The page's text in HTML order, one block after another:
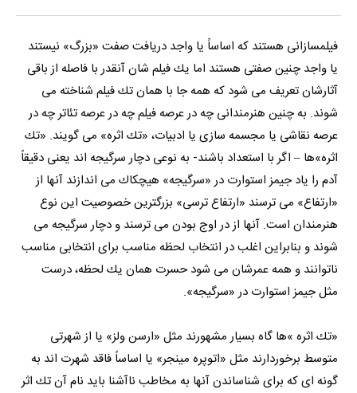
فیلمسازانی هستند كه اساساً یا واجد دریافت صفت «بزرگ» نیستند
یا واجد چنین صفتی هستند اما یك فیلم شان آنقدر با فاصله از باقی
آثارشان تعریف می شود كه همه جا با همان تك فیلم شناخته می
شوند. به چنین هنرمندانی چه در عرصه فیلم چه در عرصه تئاتر چه در
عرصه نقاشی یا مجسمه سازی یا ادبیات، «تك اثره» می گویند. «تك
اثره»ها – اگر با استعداد باشند- به نوعی دچار سرگیجه اند یعنی دقیقاً
آدم را یاد جیمز استوارت در «سرگیجه» هیچكاك می اندازند آنها از
«ارتفاع» می ترسند «ارتفاع ترسی» بزرگترین خصوصیت این نوع
هنرمندان است. آنها از در اوج بودن می ترسند و دچار سرگیجه می
شوند و بنابراین اغلب در انتخاب لحظه مناسب برای انتخابی مناسب
ناتوانند و همه عمرشان می شود حسرت همان یك لحظه، درست
مثل جیمز استوارت در «سرگیجه».
«تك اثره »ها گاه بسیار مشهورند مثل «ارسن ولز» یا از شهرتی
متوسط برخوردارند مثل «اتوپره مینجر» یا اساساً فاقد شهرت اند به
گونه ای كه برای شناساندن آنها به مخاطب ناآشنا باید نام آن تك اثر